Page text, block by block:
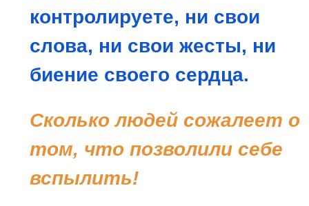
контролируете, ни свои
слова, ни свои жесты, ни
биение своего сердца.
Сколько людей сожалеет о
том, что позволили себе
вспылить!